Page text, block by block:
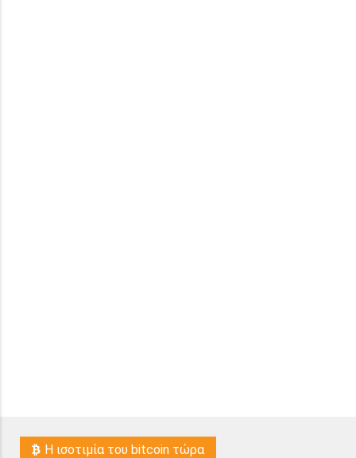
H ισοτιμία του bitcoin τώρα